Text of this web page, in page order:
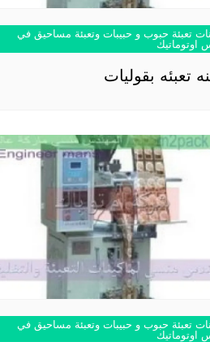
تعبئة حبوب و حبيبات وتعبئة مساحيق في
اوتوماتيك
تعبئه بقوليات
تعبئة حبوب و حبيبات وتعبئة مساحيق في
اوتوماتيك